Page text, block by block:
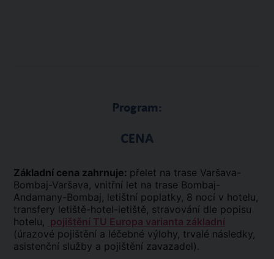
Program:
CENA
Základní cena zahrnuje: přelet na trase Varšava-
Bombaj-Varšava, vnitřní let na trase Bombaj-
Andamany-Bombaj, letištní poplatky, 8 nocí v hotelu,
transfery letiště-hotel-letiště, stravování dle popisu
hotelu, pojištění TU Europa varianta základní
(úrazové pojištění a léčebné výlohy, trvalé následky,
asistenční služby a pojištění zavazadel).